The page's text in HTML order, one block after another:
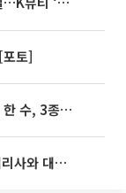
토]
'2TV 생생정보' 오늘방송맛집- 결정적 한 수, 3종 메밀면! 메밀 소바 맛집 '의○○○○'
포스코퓨처엠, LFP 시장 뚫었다…배터리사와 대규모 장기 공급 합의